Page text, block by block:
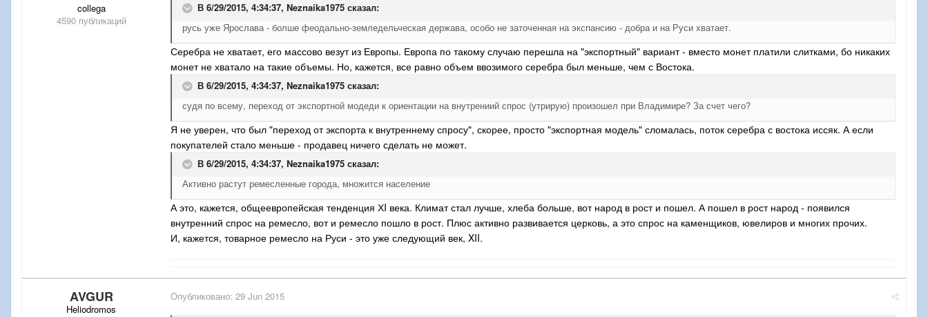
collega
4590 публикаций
В 6/29/2015, 4:34:37, Neznaika1975 сказал:
русь уже Ярослава - болше феодально-земледельческая держава, особо не заточенная на экспансию - добра и на Руси хватает.
Серебра не хватает, его массово везут из Европы. Европа по такому случаю перешла на "экспортный" вариант - вместо монет платили слитками, бо никаких
монет не хватало на такие объемы. Но, кажется, все равно объем ввозимого серебра был меньше, чем с Востока.
В 6/29/2015, 4:34:37, Neznaika1975 сказал:
судя по всему, переход от экспортной модеди к ориентации на внутрениий спрос (утрирую) произошел при Владимире? За счет чего?
Я не уверен, что был "переход от экспорта к внутреннему спросу", скорее, просто "экспортная модель" сломалась, поток серебра с востока иссяк. А если
покупателей стало меньше - продавец ничего сделать не может.
В 6/29/2015, 4:34:37, Neznaika1975 сказал:
Активно растут ремесленные города, множится население
А это, кажется, общеевропейская тенденция ХI века. Климат стал лучше, хлеба больше, вот народ в рост и пошел. А пошел в рост народ - появился
внутренний спрос на ремесло, вот и ремесло пошло в рост. Плюс активно развивается церковь, а это спрос на каменщиков, ювелиров и многих прочих.
И, кажется, товарное ремесло на Руси - это уже следующий век, XII.
AVGUR
Heliodromos
Опубликовано: 29 Jun 2015